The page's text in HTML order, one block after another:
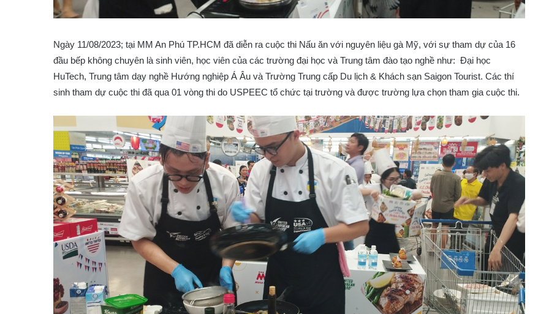
Ngày 11/08/2023; tại MM An Phú TP.HCM đã diễn ra cuộc thi Nấu ăn với nguyên liệu gà Mỹ, với sự tham dự của 16
đầu bếp không chuyên là sinh viên, học viên của các trường đại học và Trung tâm đào tạo nghề như: Đại học
HuTech, Trung tâm dạy nghề Hướng nghiệp Á Âu và Trường Trung cấp Du lịch & Khách sạn Saigon Tourist. Các thí
sinh tham dự cuộc thi đã qua 01 vòng thi do USPEEC tổ chức tại trường và được trường lựa chọn tham gia cuộc thi.